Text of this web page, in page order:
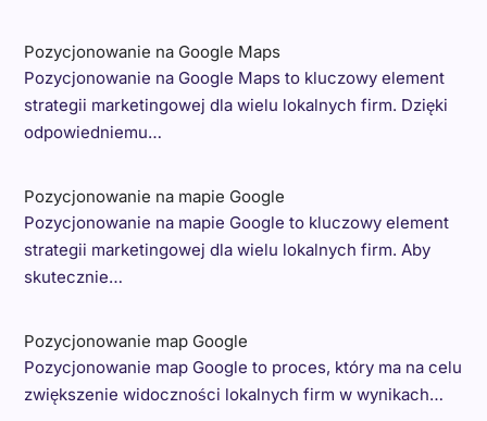
Pozycjonowanie na Google Maps
Pozycjonowanie na Google Maps to kluczowy element
strategii marketingowej dla wielu lokalnych firm. Dzięki
odpowiedniemu…
Pozycjonowanie na mapie Google
Pozycjonowanie na mapie Google to kluczowy element
strategii marketingowej dla wielu lokalnych firm. Aby
skutecznie…
Pozycjonowanie map Google
Pozycjonowanie map Google to proces, który ma na celu
zwiększenie widoczności lokalnych firm w wynikach…